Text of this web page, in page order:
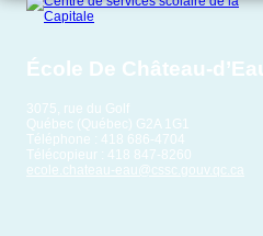
École De Château-
3075, rue du Golf
Québec (Québec) G2A 1G1
Téléphone : 418 686-4704
Télécopieur : 418 847-8260
ecole.chateau-eau@cssc.gouv.qc.ca